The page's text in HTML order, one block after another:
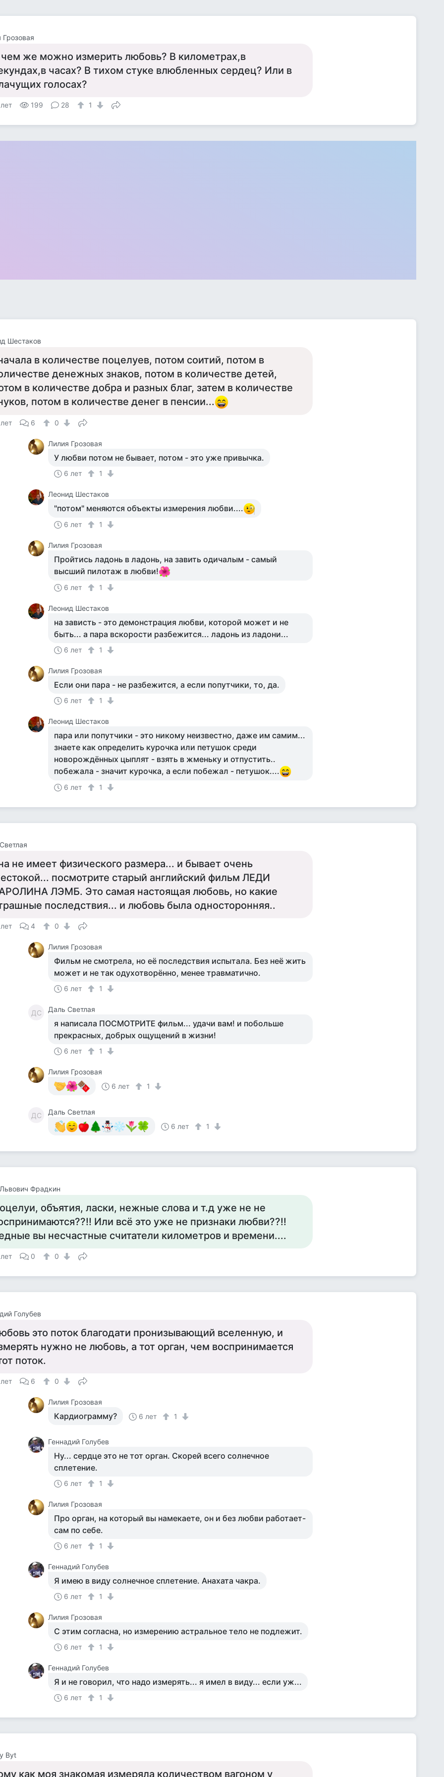
Грозовая
же можно измерить любовь? В километрах,в
часах? В тихом стуке влюбленных сердец? Или в
голосах?
199 28 1
Шестаков
в количестве поцелуев, потом соитий, потом в
денежных знаков, потом в количестве детей,
в количестве добра и разных благ, затем в количестве
потом в количестве денег в пенсии...
6 0
Лилия Грозовая
У любви потом не бывает, потом - это уже привычка.
6 лет 1
Леонид Шестаков
"потом" меняются объекты измерения любви....
6 лет 1
Лилия Грозовая
Пройтись ладонь в ладонь, на завить одичалым - самый
высший пилотаж в любви!
6 лет 1
Леонид Шестаков
на зависть - это демонстрация любви, которой может и не
быть... а пара вскорости разбежится... ладонь из ладони...
6 лет 1
Лилия Грозовая
Если они пара - не разбежится, а если попутчики, то, да.
6 лет 1
Леонид Шестаков
пара или попутчики - это никому неизвестно, даже им самим...
знаете как определить курочка или петушок среди
новорождённых цыплят - взять в жменьку и отпустить..
побежала - значит курочка, а если побежал - петушок....
6 лет 1
не имеет физического размера... и бывает очень
посмотрите старый английский фильм ЛЕДИ
ЛЭМБ. Это самая настоящая любовь, но какие
последствия... и любовь была односторонняя..
4 0
Лилия Грозовая
Фильм не смотрела, но её последствия испытала. Без неё жить
может и не так одухотворённо, менее травматично.
6 лет 1
ДС Даль Светлая
я написала ПОСМОТРИТЕ фильм... удачи вам! и побольше
прекрасных, добрых ощущений в жизни!
6 лет 1
Лилия Грозовая
6 лет
1
ДС
Даль Светлая
6 лет
1
Фрадкин
объятия, ласки, нежные слова и т.д уже не не
Или всё это уже не признаки любви??!!
вы несчастные считатели километров и времени....
0 0
Голубев
это поток благодати пронизывающий вселенную, и
нужно не любовь, а тот орган, чем воспринимается
поток.
6 0
Лилия Грозовая
Кардиограмму? 6 лет 1
Геннадий Голубев
Ну... сердце это не тот орган. Скорей всего солнечное
сплетение.
6 лет 1
Лилия Грозовая
Про орган, на который вы намекаете, он и без любви работает-
сам по себе.
6 лет 1
Геннадий Голубев
Я имею в виду солнечное сплетение. Анахата чакра.
6 лет 1
Лилия Грозовая
С этим согласна, но измерению астральное тело не подлежит.
6 лет 1
Геннадий Голубев
Я и не говорил, что надо измерять... я имел в виду... если уж...
6 лет 1
Byt
как моя знакомая измеряла количеством вагоном у